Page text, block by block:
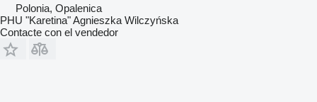
Polonia, Opalenica
PHU "Karetina" Agnieszka Wilczyńska
Contacte con el vendedor